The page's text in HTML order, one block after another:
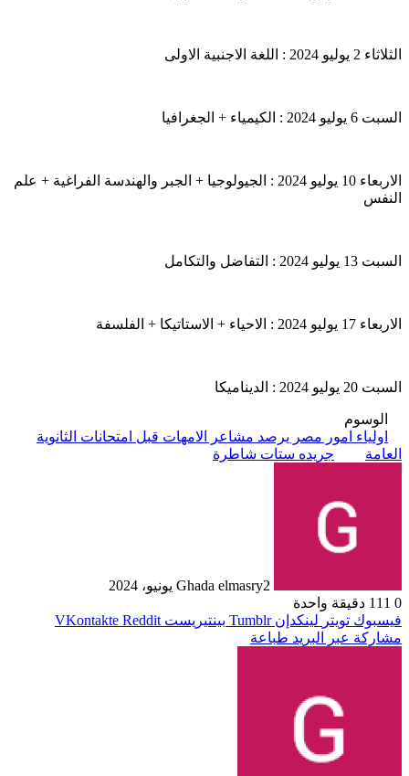
الثلاثاء 2 يوليو 2024 : اللغة الاجنبية الاولى
السبت 6 يوليو 2024 : الكيمياء + الجغرافيا
الاربعاء 10 يوليو 2024 : الجيولوجيا + الجبر والهندسة الفراغية + علم
النفس
السبت 13 يوليو 2024 : التفاضل والتكامل
الاربعاء 17 يوليو 2024 : الاحياء + الاستاتيكا + الفلسفة
السبت 20 يوليو 2024 : الديناميكا
الوسوم
اولياء امور مصر يرصد مشاعر الامهات قبل امتحانات الثانوية
العامة
جريده ستات شاطرة
Ghada elmasry2 يونيو، 2024
0
دقيقة واحدة
فيسبوك تويتر لينكدإن بينتيريست
مشاركة عبر البريد طباعة